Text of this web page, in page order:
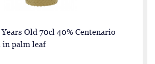
Old 70cl 40% Centenario
in palm leaf